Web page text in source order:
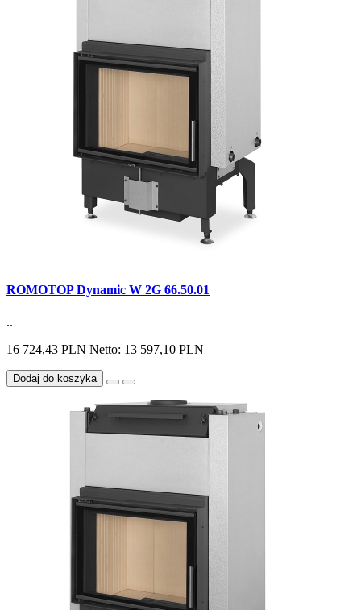
ROMOTOP Dynamic W 2G 66.50.01
..
16 724,43 PLN Netto: 13 597,10 PLN
Dodaj do koszyka